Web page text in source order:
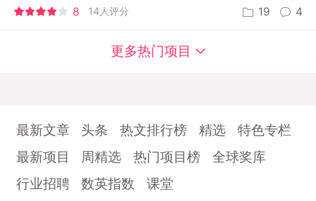
8
14人评分 19 4
更多热门项目
最新文章 头条 热文排行榜 精选
特色专栏
最新项目
周精选 热门项目榜
全球奖库
行业招聘
数英指数 课堂